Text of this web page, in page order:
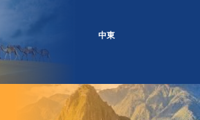
中東